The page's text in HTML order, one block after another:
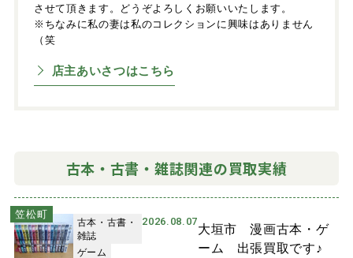
させて頂きます。どうぞよろしくお願いいたします。
※ちなみに私の妻は私のコレクションに興味はありません
（笑
店主あいさつはこちら
古本・古書・雑誌関連の買取実績
笠松町
古本・古書・
雑誌
ゲーム
2026.08.07
大垣市 漫画古本・ゲ
ーム 出張買取です♪